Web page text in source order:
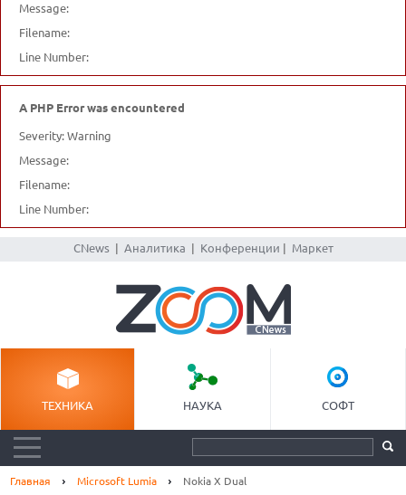
Message:
Filename:
Line Number:
A PHP Error was encountered
Severity: Warning
Message:
Filename:
Line Number:
CNews| Аналитика Конференции Маркет
ТЕХНИКА НАУКА СОФТ
Главная Microsoft Lumia Nokia X Dual